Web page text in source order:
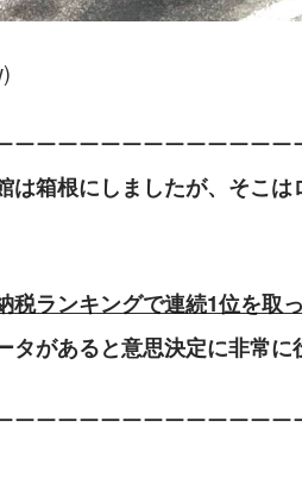
ーーーーーーーーーーーー
は箱根にしましたが、そこ
税ランキングで連続1位を取
があると意思決定に非常に
ーーーーーーーーーーーー